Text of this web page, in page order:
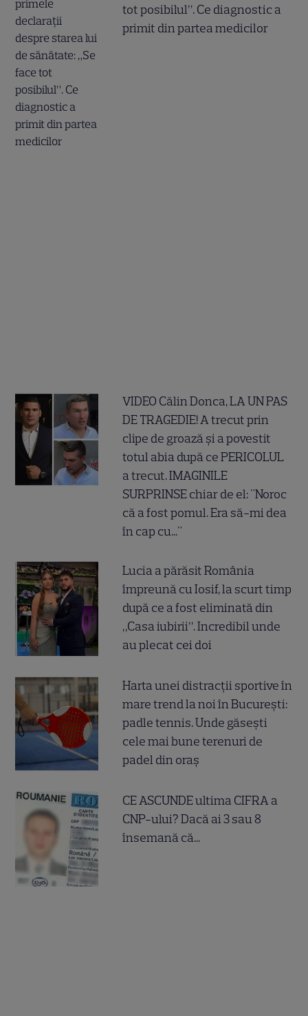
tot posibilul”. Ce diagnostic a
primit din partea medicilor
VIDEO Călin Donca, LA UN PAS
DE TRAGEDIE! A trecut prin
clipe de groază și a povestit
totul abia după ce PERICOLUL
a trecut. IMAGINILE
SURPRINSE chiar de el: "Noroc
că a fost pomul. Era să-mi dea
în cap cu..."
Lucia a părăsit România
împreună cu Iosif, la scurt timp
după ce a fost eliminată din
„Casa iubirii”. Incredibil unde
au plecat cei doi
Harta unei distracții sportive în
mare trend la noi în București:
padle tennis. Unde găsești
cele mai bune terenuri de
padel din oraș
CE ASCUNDE ultima CIFRA a
CNP-ului? Dacă ai 3 sau 8
însemană că...